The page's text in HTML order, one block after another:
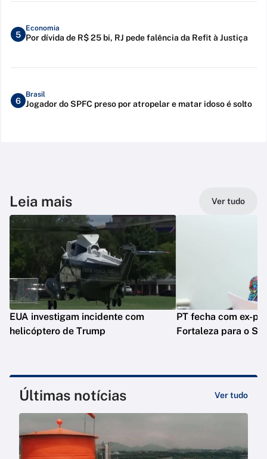
5
Economia
Por dívida de R$ 25 bi, RJ pede falência da Refit à Justiça
6
Brasil
Jogador do SPFC preso por atropelar e matar idoso é solto
Leia mais Ver tudo
EUA investigam incidente com
helicóptero de Trump
PT fecha com ex-
Fortaleza para o
Últimas notícias Ver tudo